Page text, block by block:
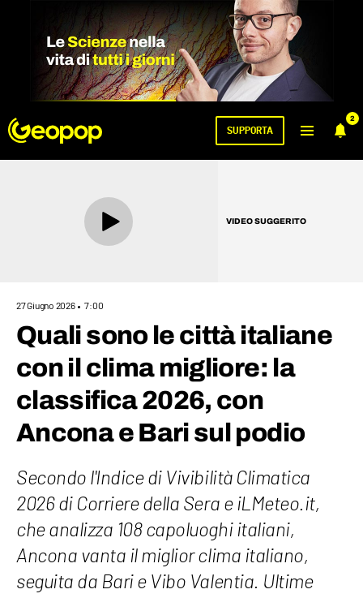
2
SUPPORTA
VIDEO SUGGERITO
27 Giugno 2026 7:00
Quali sono le città italiane
con il clima migliore: la
classifica 2026, con
Ancona e Bari sul podio
Secondo l'Indice di Vivibilità Climatica
2026 di Corriere della Sera e iLMeteo.it,
che analizza 108 capoluoghi italiani,
Ancona vanta il miglior clima italiano,
seguita da Bari e Vibo Valentia. Ultime